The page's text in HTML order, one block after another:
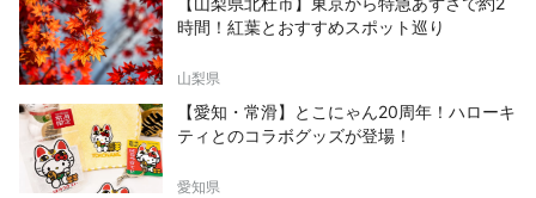
時間！紅葉とおすすめスポット巡り
山梨県
【愛知・常滑】とこにゃん20周年！ハローキ
ティとのコラボグッズが登場！
愛知県